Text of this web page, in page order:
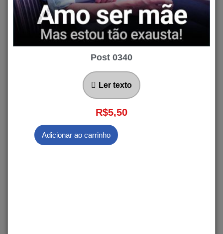
Post 0340
Ler texto
R$5,50
Adicionar ao carrinho